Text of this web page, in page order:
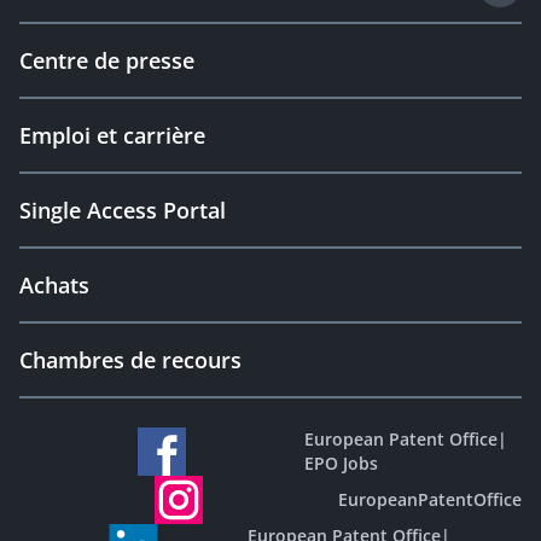
Centre de presse
Emploi et carrière
Single Access Portal
Achats
Chambres de recours
European Patent Office|
EPO Jobs
EuropeanPatentOffice
European Patent Office|